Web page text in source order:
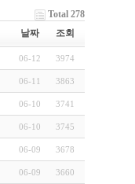
Total 278
날짜 조회
06-12 3974
06-11 3863
06-10 3741
06-10 3745
06-09 3678
06-09 3660